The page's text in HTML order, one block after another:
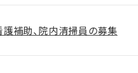
護補助、院内清掃員の募集